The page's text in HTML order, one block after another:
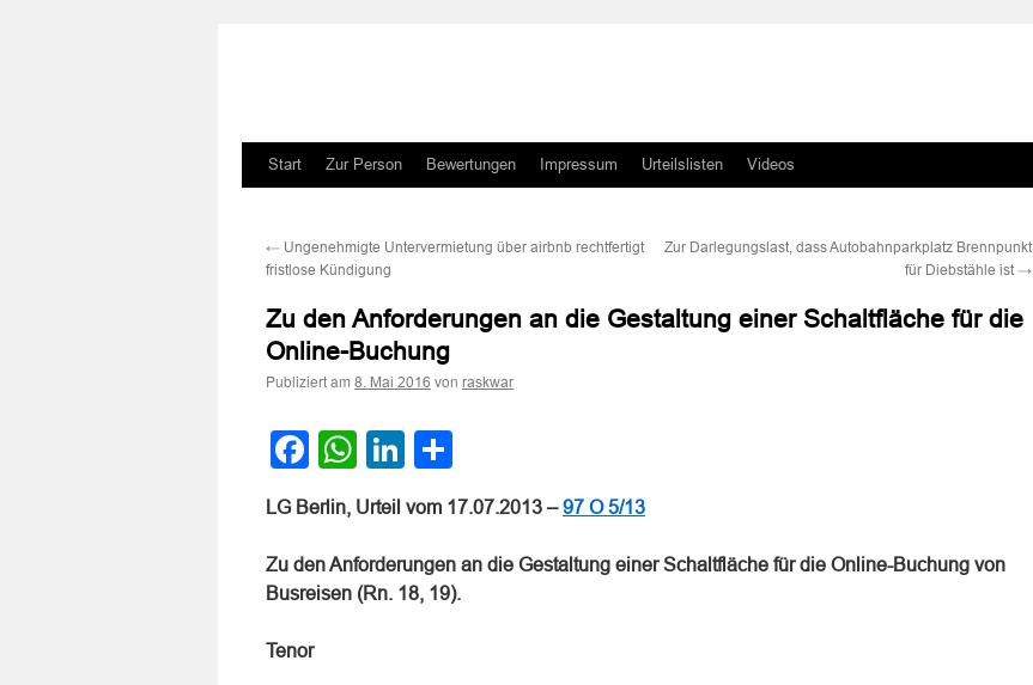
Zum
springen
Start Zur Person Bewertungen Impressum Urteilslisten Videos
← Ungenehmigte Untervermietung über airbnb rechtfertigt
fristlose Kündigung
Zur Darlegungslast, dass Autobahnparkplatz Brennpunkt
für Diebstähle ist →
Zu den Anforderungen an die Gestaltung einer Schaltfläche für die
Online-Buchung
Publiziert am 8. Mai 2016 von raskwar
Facebook
WhatsApp
LinkedIn
LG Berlin, Urteil vom 17.07.2013 –97 O 5/13
Zu den Anforderungen an die Gestaltung einer Schaltfläche für die Online-Buchung von
Busreisen (Rn. 18, 19).
Tenor